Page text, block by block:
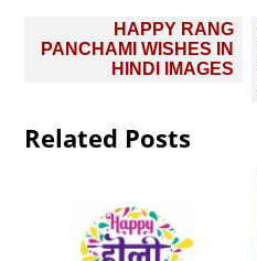
navigation
HAPPY RANG
PANCHAMI WISHES IN
HINDI IMAGES
Related Posts